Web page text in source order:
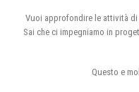
Vuoi approfondire le attività
Sai che ci impegniamo in
Questo e